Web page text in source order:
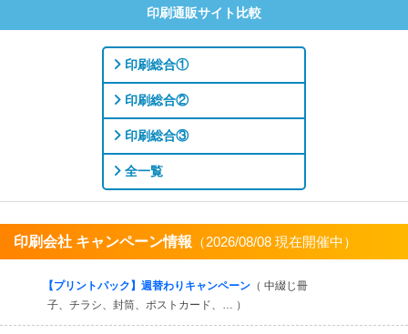
印刷通販サイト比較
印刷総合①
印刷総合②
印刷総合③
全一覧
印刷会社 キャンペーン情報 （2026/08/08 現在開催中）
【プリントパック】週替わりキャンペーン （ 中綴じ冊
子、チラシ、封筒、ポストカード、… ）